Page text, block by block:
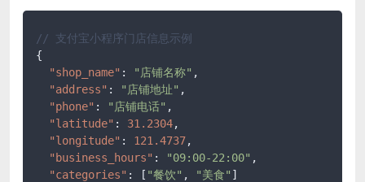
// 支付宝小程序门店信息示例
{
"shop_name" : "店铺名称" ,
"address" : "店铺地址" ,
"phone" : "店铺电话" ,
"latitude" : 31.2304,
"longitude" : 121.4737,
"business_hours" : "09:00-22:00" ,
"categories" : [ "餐饮" , "美食" ]